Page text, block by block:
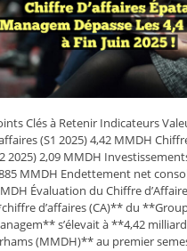
Managem
Dépasse
les
4,4
MMDH
à
Juin
2025
!
Clés à Retenir Indicateurs
(S1 2025) 4,42 MMDH
2025) 2,09 MMDH
MMDH Endettement net
Évaluation du Chiffre
d’affaires (CA)** du
s’élevait à **4,42
(MMDH)** au premier